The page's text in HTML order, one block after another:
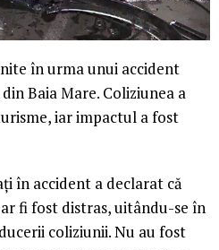
în urma unui accident
Baia Mare. Coliziunea a
iar impactul a fost
în accident a declarat că
fi fost distras, uitându-se în
coliziunii. Nu au fost